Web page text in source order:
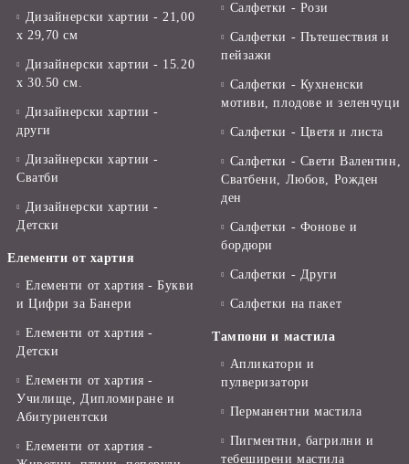
Дизайнерски хартии - 21,00
х 29,70 см
Дизайнерски хартии - 15.20
x 30.50 см.
Дизайнерски хартии -
други
Дизайнерски хартии -
Сватби
Дизайнерски хартии -
Детски
Елементи от хартия
Елементи от хартия - Букви
и Цифри за Банери
Елементи от хартия -
Детски
Елементи от хартия -
Училище, Дипломиране и
Абитуриентски
Елементи от хартия -
Салфетки - Рози
Салфетки - Пътешествия и
пейзажи
Салфетки - Кухненски
мотиви, плодове и зеленчуци
Салфетки - Цветя и листа
Салфетки - Свети Валентин,
Сватбени, Любов, Рожден
ден
Салфетки - Фонове и
бордюри
Салфетки - Други
Салфетки на пакет
Тампони и мастила
Апликатори и
пулверизатори
Перманентни мастила
Пигментни, багрилни и
тебеширени мастила